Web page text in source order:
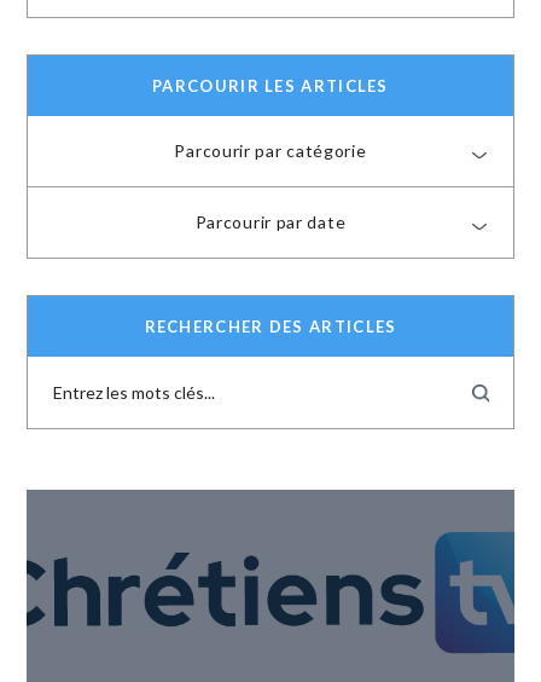
PARCOURIR LES ARTICLES
Parcourir par catégorie
Parcourir par date
RECHERCHER DES ARTICLES